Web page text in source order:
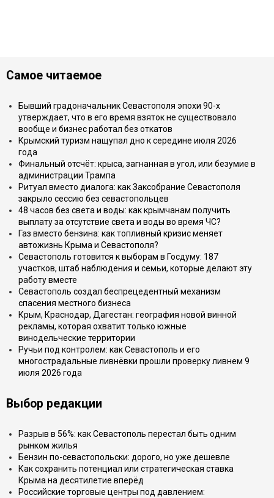
Самое читаемое
Бывший градоначальник Севастополя эпохи 90-х
утверждает, что в его время взяток не существовало
вообще и бизнес работал без откатов
Крымский туризм нащупал дно к середине июля 2026
года
Финальный отсчёт: крыса, загнанная в угол, или безумие в
администрации Трампа
Ритуал вместо диалога: как Заксобрание Севастополя
закрыло сессию без севастопольцев
48 часов без света и воды: как крымчанам получить
выплату за отсутствие света и воды во время ЧС?
Газ вместо бензина: как топливный кризис меняет
автожизнь Крыма и Севастополя?
Севастополь готовится к выборам в Госдуму: 187
участков, штаб наблюдения и семьи, которые делают эту
работу вместе
Севастополь создал беспрецедентный механизм
спасения местного бизнеса
Крым, Краснодар, Дагестан: география новой винной
рекламы, которая охватит только южные
винодельческие территории
Ручьи под контролем: как Севастополь и его
многострадальные ливнёвки прошли проверку ливнем 9
июля 2026 года
Выбор редакции
Разрыв в 56%: как Севастополь перестал быть одним
рынком жилья
Бензин по-севастопольски: дорого, но уже дешевле
Как сохранить потенциал или стратегическая ставка
Крыма на десятилетие вперёд
Российские торговые центры под давлением: